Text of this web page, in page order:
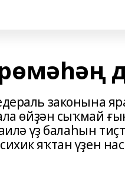
законы­на
өйҙән сыҡмай
үҙ балаһын
яҡтан үҙен